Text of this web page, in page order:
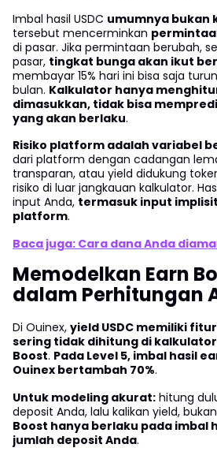
Imbal hasil USDC umumnya bukan
tersebut mencerminkan
di pasar. Jika permintaan berubah,
pasar, tingkat bunga akan ikut
membayar 15% hari ini bisa saja
bulan. Kalkulator hanya
dimasukkan, tidak bisa
yang akan berlaku.
Risiko platform adalah variabel
dari platform dengan cadangan
transparan, atau yield didukung
risiko di luar jangkauan kalkulator.
input Anda, termasuk input
platform.
Baca juga: Cara dana Anda
Memodelkan Earn
dalam Perhitungan
Di Ouinex, yield USDC memiliki
sering tidak dihitung di
Boost. Pada Level 5, imbal hasil
Ouinex bertambah 70%.
Untuk modeling akurat: hitung
deposit Anda, lalu kalikan yield,
Boost hanya berlaku pada imbal
jumlah deposit Anda.